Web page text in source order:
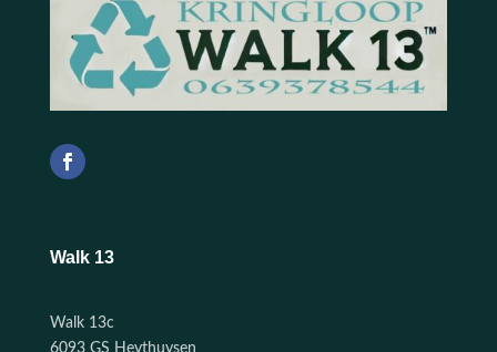
Walk 13
Walk 13c
6093 GS Heythuysen